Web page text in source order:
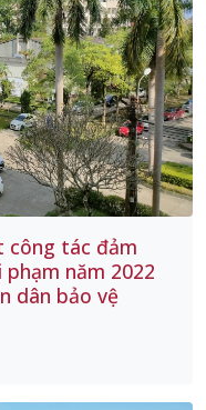
công tác đảm
năm 2022
dân bảo vệ